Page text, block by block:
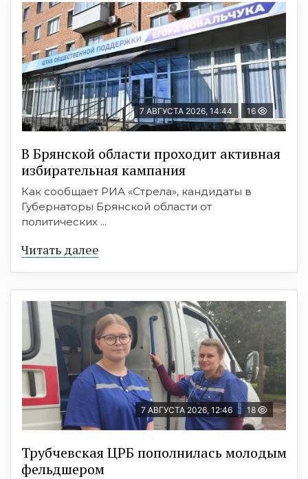
7 АВГУСТА 2026, 14:44 16
В Брянской области проходит активная
избирательная кампания
Как сообщает РИА «Стрела», кандидаты в
Губернаторы Брянской области от
политических ...
Читать далее
7 АВГУСТА 2026, 12:46 18
Трубчевская ЦРБ пополнилась молодым
фельдшером